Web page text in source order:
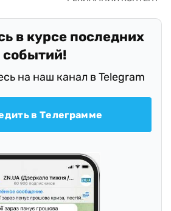
в курсе последних
событий!
на наш канал в Telegram
в Телеграмме